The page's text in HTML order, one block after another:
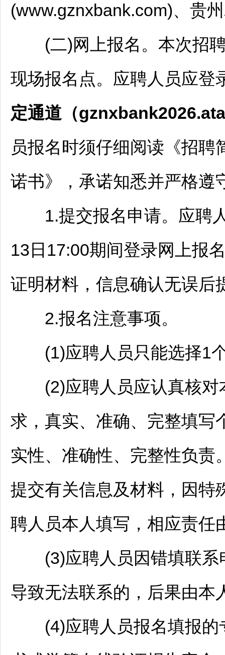
(www.gznxbank.com)、贵
(二)网上报名。本次招
现场报名点。应聘人员应登
定通道 （gznxbank2026.ata
员报名时须仔细阅读《招聘
诺书》，承诺知悉并严格遵
1.提交报名申请。应聘人
13日17:00期间登录网上报
证明材料，信息确认无误后
2.报名注意事项。
(1)应聘人员只能选择1
(2)应聘人员应认真核对
求，真实、准确、完整填写
实性、准确性、完整性负责
提交有关信息及材料，因特
聘人员本人填写，相应责任
(3)应聘人员因错填联系
导致无法联系的，后果由本
(4)应聘人员报名填报的